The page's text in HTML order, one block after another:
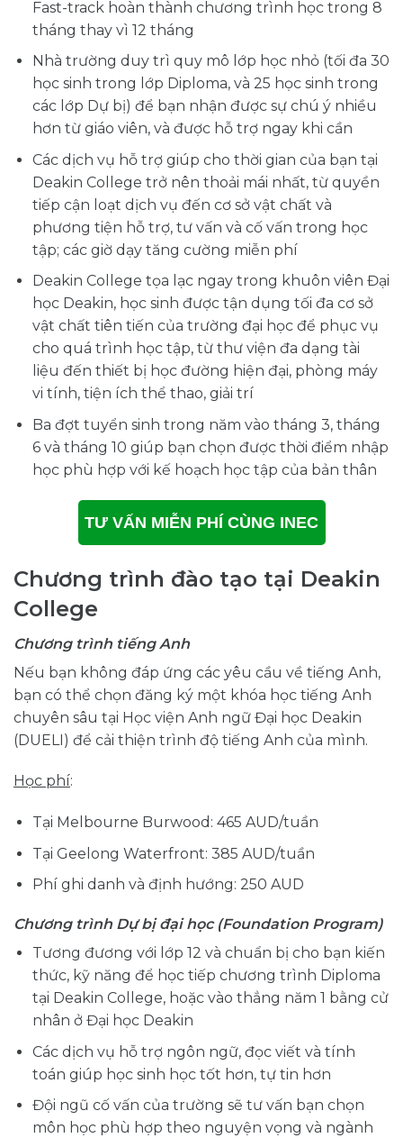
Fast-track hoàn thành chương trình học trong 8
tháng thay vì 12 tháng
Nhà trường duy trì quy mô lớp học nhỏ (tối đa 30
học sinh trong lớp Diploma, và 25 học sinh trong
các lớp Dự bị) để bạn nhận được sự chú ý nhiều
hơn từ giáo viên, và được hỗ trợ ngay khi cần
Các dịch vụ hỗ trợ giúp cho thời gian của bạn tại
Deakin College trở nên thoải mái nhất, từ quyền
tiếp cận loạt dịch vụ đến cơ sở vật chất và
phương tiện hỗ trợ, tư vấn và cố vấn trong học
tập; các giờ dạy tăng cường miễn phí
Deakin College tọa lạc ngay trong khuôn viên Đại
học Deakin, học sinh được tận dụng tối đa cơ sở
vật chất tiên tiến của trường đại học để phục vụ
cho quá trình học tập, từ thư viện đa dạng tài
liệu đến thiết bị học đường hiện đại, phòng máy
vi tính, tiện ích thể thao, giải trí
Ba đợt tuyển sinh trong năm vào tháng 3, tháng
6 và tháng 10 giúp bạn chọn được thời điểm nhập
học phù hợp với kế hoạch học tập của bản thân
TƯ VẤN MIỄN PHÍ CÙNG INEC
Chương trình đào tạo tại Deakin
College
Chương trình tiếng Anh
Nếu bạn không đáp ứng các yêu cầu về tiếng Anh,
bạn có thể chọn đăng ký một khóa học tiếng Anh
chuyên sâu tại Học viện Anh ngữ Đại học Deakin
(DUELI) để cải thiện trình độ tiếng Anh của mình.
Học phí:
Tại Melbourne Burwood: 465 AUD/tuần
Tại Geelong Waterfront: 385 AUD/tuần
Phí ghi danh và định hướng: 250 AUD
Chương trình Dự bị đại học (Foundation Program)
Tương đương với lớp 12 và chuẩn bị cho bạn kiến
thức, kỹ năng để học tiếp chương trình Diploma
tại Deakin College, hoặc vào thẳng năm 1 bằng cử
nhân ở Đại học Deakin
Các dịch vụ hỗ trợ ngôn ngữ, đọc viết và tính
toán giúp học sinh học tốt hơn, tự tin hơn
Đội ngũ cố vấn của trường sẽ tư vấn bạn chọn
môn học phù hợp theo nguyện vọng và ngành